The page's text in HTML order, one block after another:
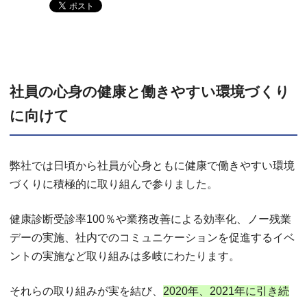
社員の心身の健康と働きやすい環境づくり
に向けて
弊社では日頃から社員が心身ともに健康で働きやすい環境
づくりに積極的に取り組んで参りました。
健康診断受診率100％や業務改善による効率化、ノー残業
デーの実施、社内でのコミュニケーションを促進するイベ
ントの実施など取り組みは多岐にわたります。
それらの取り組みが実を結び、 2020年、2021年に引き続